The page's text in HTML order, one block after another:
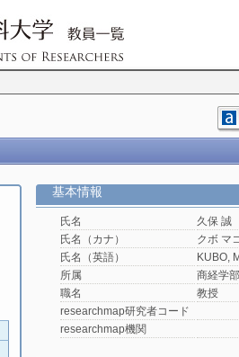
基本情報
氏名
久保 誠
氏名（カナ）
クボ マ
氏名（英語）
KUBO,
所属
商経学部
職名
教授
researchmap研究者コード
researchmap機関